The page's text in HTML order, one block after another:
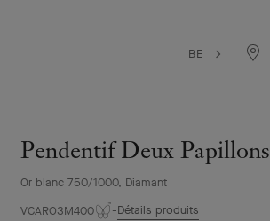
BE
Pendentif Deux Papillons
Or blanc 750/1000, Diamant
VCARO3M400
Détails produits